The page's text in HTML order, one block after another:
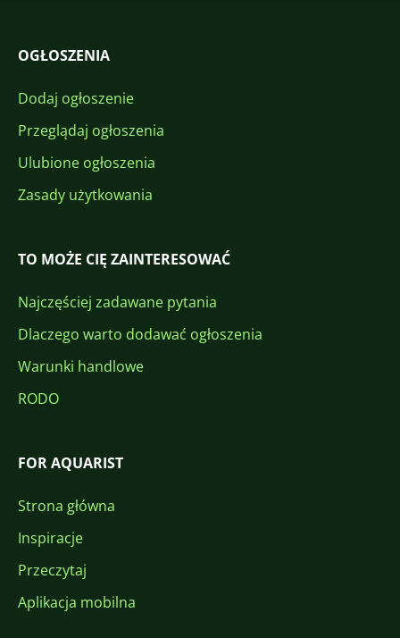
OGŁOSZENIA
Dodaj ogłoszenie
Przeglądaj ogłoszenia
Ulubione ogłoszenia
Zasady użytkowania
TO MOŻE CIĘ ZAINTERESOWAĆ
Najczęściej zadawane pytania
Dlaczego warto dodawać ogłoszenia
Warunki handlowe
RODO
FOR AQUARIST
Strona główna
Inspiracje
Przeczytaj
Aplikacja mobilna